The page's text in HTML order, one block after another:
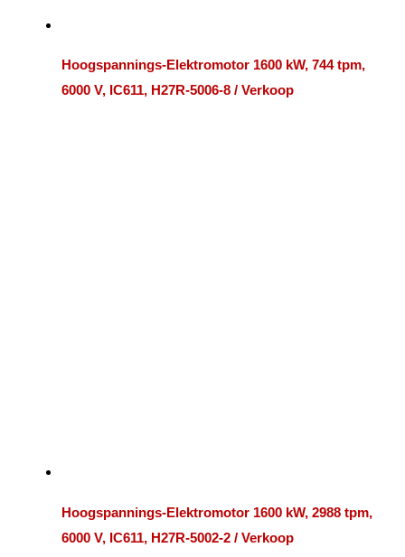
Hoogspannings-Elektromotor 1600 kW, 744 tpm,
6000 V, IC611, H27R-5006-8 / Verkoop
Hoogspannings-Elektromotor 1600 kW, 2988 tpm,
6000 V, IC611, H27R-5002-2 / Verkoop